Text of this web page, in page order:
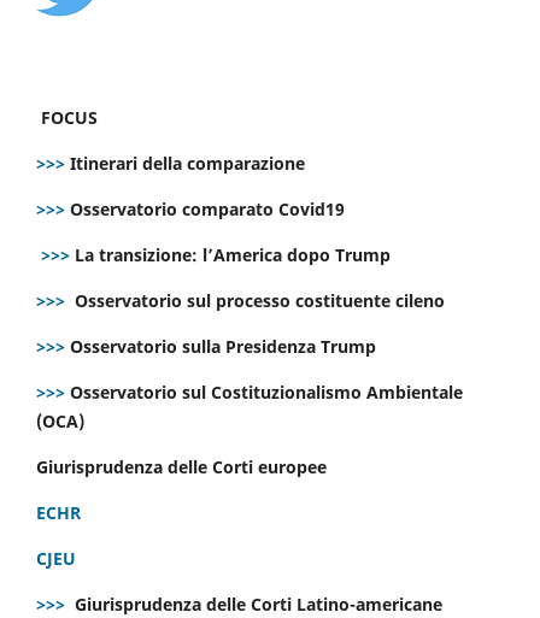
FOCUS
>>> Itinerari della comparazione
>>> Osservatorio comparato Covid19
>>> La transizione: l’America dopo Trump
>>> Osservatorio sul processo costituente cileno
>>> Osservatorio sulla Presidenza Trump
>>> Osservatorio sul Costituzionalismo Ambientale
(OCA)
Giurisprudenza delle Corti europee
ECHR
CJEU
>>> Giurisprudenza delle Corti Latino-americane